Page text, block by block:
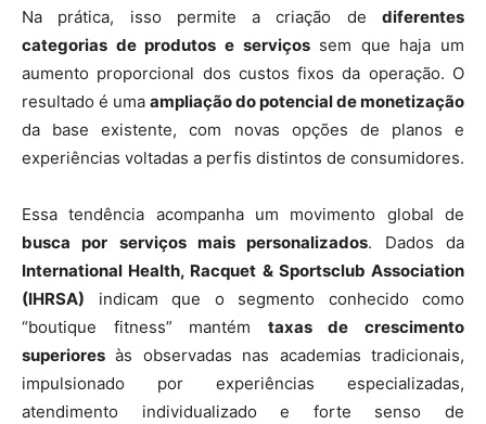
Na prática, isso permite a criação de diferentes
categorias de produtos e serviçossem que haja um
aumento proporcional dos custos fixos da operação. O
resultado é uma ampliação do potencial de monetização
da base existente, com novas opções de planos e
experiências voltadas a perfis distintos de consumidores.
Essa tendência acompanha um movimento global de
busca por serviços mais personalizados. Dados da
International Health, Racquet & Sportsclub Association
(IHRSA) indicam que o segmento conhecido como
“boutique fitness” mantém taxas de crescimento
superiores às observadas nas academias tradicionais,
impulsionado por experiências especializadas,
atendimento individualizado e forte senso de